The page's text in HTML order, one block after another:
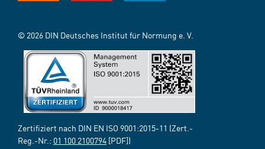
© 2026 DIN Deutsches Institut für Normung e. V.
Zertifiziert nach DIN EN ISO 9001:2015-11 (Zert.-
Reg.-Nr.: 01 100 2100794 [PDF])